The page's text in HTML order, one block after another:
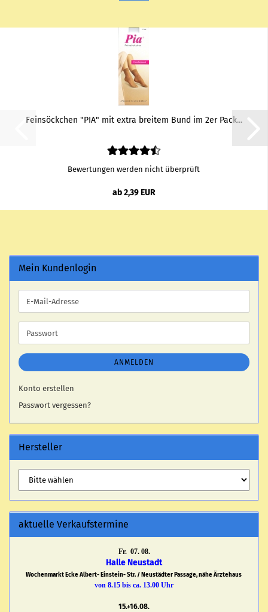
Fein­söck­chen "PIA" mit extra brei­tem Bund im 2er Pack...
Bewertungen werden nicht überprüft
ab 2,39 EUR
Mein Kundenlogin
E-
Mail-
Adresse
Passwort
ANMELDEN
Konto erstellen
Passwort vergessen?
Hersteller
aktuelle Verkaufstermine
Fr. 07. 08.
Halle Neustadt
Wochenmarkt Ecke Albert- Einstein- Str. / Neustädter Passage, nähe Ärztehaus
von 8.15 bis ca. 13.00 Uhr
15.+16.08.